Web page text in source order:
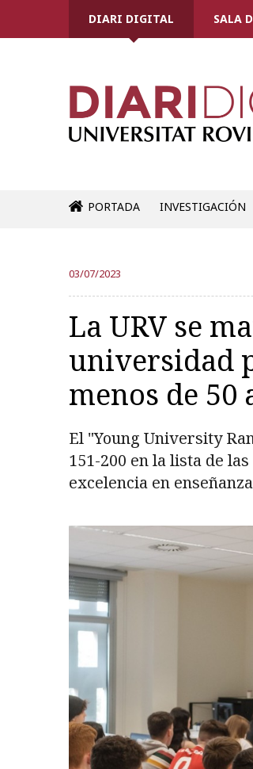
DIARI DIGITAL SALA
PORTADA INVESTIGACIÓN
03/07/2023
La URV se
universidad
menos de 50
El "Young University
151-200 en la lista de
excelencia en